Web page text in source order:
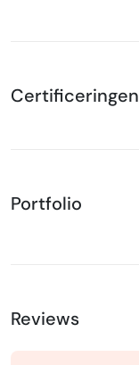
Certificeringen
Portfolio
Reviews